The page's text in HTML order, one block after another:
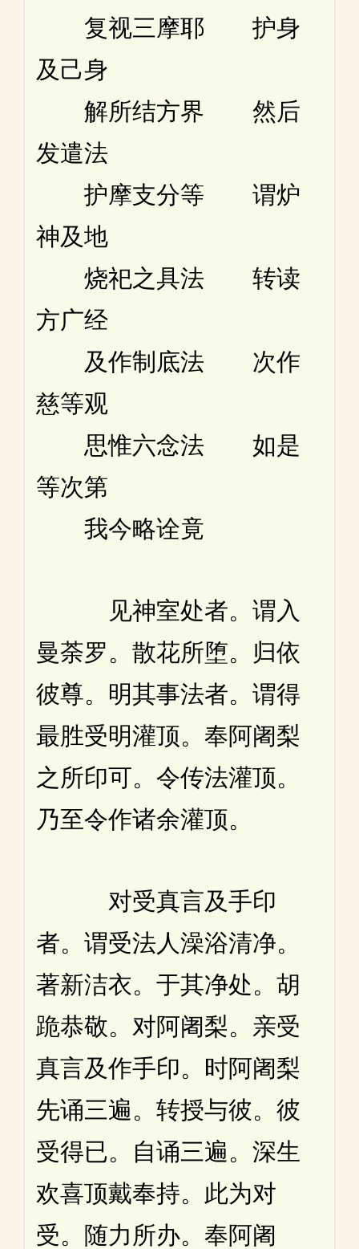
复视三摩耶 护身
及己身
解所结方界 然后
发遣法
护摩支分等 谓炉
神及地
烧祀之具法 转读
方广经
及作制底法 次作
慈等观
思惟六念法 如是
等次第
我今略诠竟
见神室处者。谓入
曼荼罗。散花所堕。归依
彼尊。明其事法者。谓得
最胜受明灌顶。奉阿阇梨
之所印可。令传法灌顶。
乃至令作诸余灌顶。
对受真言及手印
者。谓受法人澡浴清净。
著新洁衣。于其净处。胡
跪恭敬。对阿阇梨。亲受
真言及作手印。时阿阇梨
先诵三遍。转授与彼。彼
受得已。自诵三遍。深生
欢喜顶戴奉持。此为对
受。随力所办。奉阿阇